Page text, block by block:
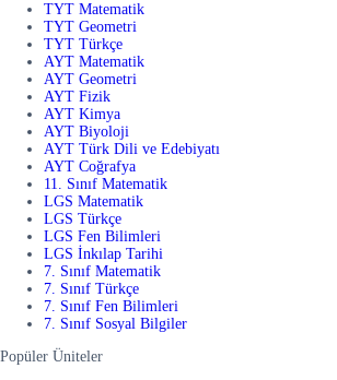
TYT Matematik
TYT Geometri
TYT Türkçe
AYT Matematik
AYT Geometri
AYT Fizik
AYT Kimya
AYT Biyoloji
AYT Türk Dili ve Edebiyatı
AYT Coğrafya
11. Sınıf Matematik
LGS Matematik
LGS Türkçe
LGS Fen Bilimleri
LGS İnkılap Tarihi
7. Sınıf Matematik
7. Sınıf Türkçe
7. Sınıf Fen Bilimleri
7. Sınıf Sosyal Bilgiler
Popüler Üniteler